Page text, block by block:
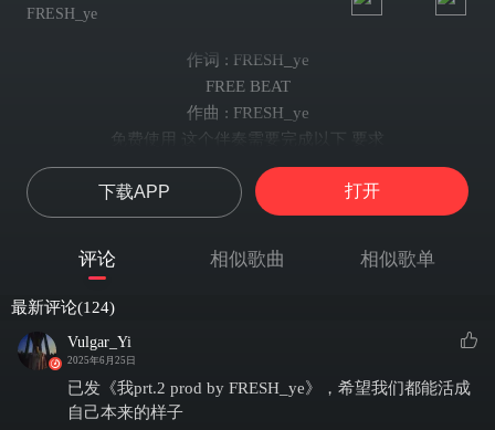
FRESH_ye
作词 : FRESH_ye
FREE BEAT
作曲 : FRESH_ye
免费使用 这个伴奏需要完成以下 要求
1、关注加评论 可获得 网易云内 非商业使用权
（仅网易云出歌，不得发布于其他平台与其他用途）
2、出歌歌名后需标注 prod by FRESH_ye
4、出歌后 不得上传 伴奏
下载APP 打开
评论 相似歌曲 相似歌单
最新评论(124)
Vulgar_Yi
2025年6月25日
已发《我prt.2 prod by FRESH_ye》，希望我们都能活成
自己本来的样子